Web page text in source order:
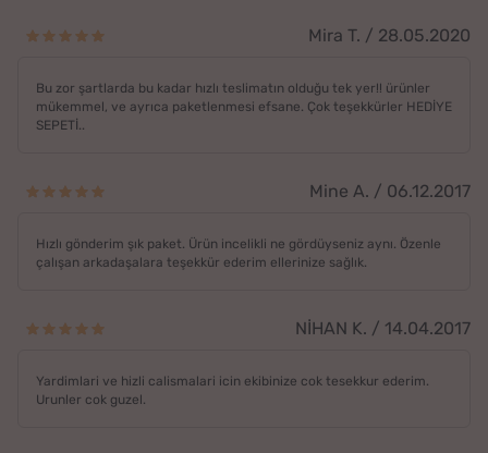
Mira T. / 28.05.2020
Bu zor şartlarda bu kadar hızlı teslimatın olduğu tek yer!! ürünler
mükemmel, ve ayrıca paketlenmesi efsane. Çok teşekkürler HEDİYE
SEPETİ..
Mine A. / 06.12.2017
Hızlı gönderim şık paket. Ürün incelikli ne gördüyseniz aynı. Özenle
çalışan arkadaşalara teşekkür ederim ellerinize sağlık.
NİHAN K. / 14.04.2017
Yardimlari ve hizli calismalari icin ekibinize cok tesekkur ederim.
Urunler cok guzel.